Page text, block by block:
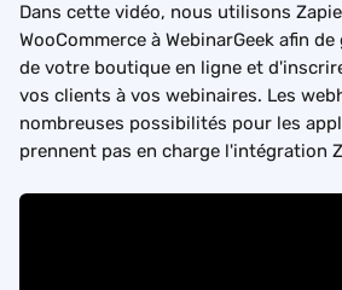
Dans cette vidéo, nous utilisons
WooCommerce à WebinarGeek afin
de votre boutique en ligne et
vos clients à vos webinaires. Les
nombreuses possibilités pour les
prennent pas en charge l'intégration